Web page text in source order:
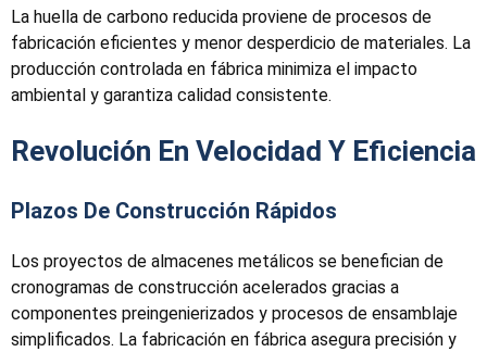
La huella de carbono reducida proviene de procesos de
fabricación eficientes y menor desperdicio de materiales. La
producción controlada en fábrica minimiza el impacto
ambiental y garantiza calidad consistente.
Revolución En Velocidad Y Eficiencia
Plazos De Construcción Rápidos
Los proyectos de almacenes metálicos se benefician de
cronogramas de construcción acelerados gracias a
componentes preingenierizados y procesos de ensamblaje
simplificados. La fabricación en fábrica asegura precisión y